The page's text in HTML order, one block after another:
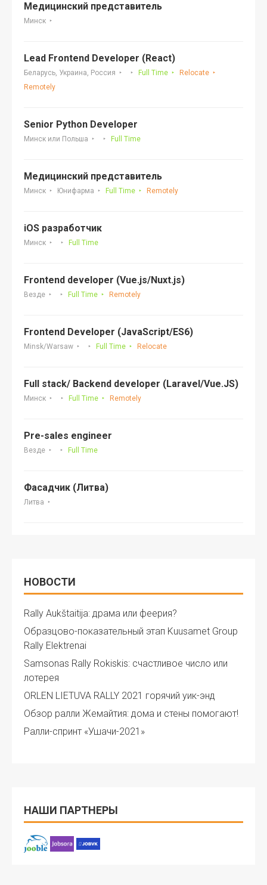
Медицинский представитель
Минск
Lead Frontend Developer (React)
Беларусь, Украина, Россия Full Time
Relocate
Remotely
Senior Python Developer
Минск или Польша Full Time
Медицинский представитель
Минск Юнифарма Full Time Remotely
iOS разработчик
Минск Full Time
Frontend developer (Vue.js/Nuxt.js)
Везде Full Time Remotely
Frontend Developer (JavaScript/ES6)
Minsk/Warsaw Full Time Relocate
Full stack/ Backend developer (Laravel/Vue.JS)
Минск Full Time Remotely
Pre-sales engineer
Везде Full Time
Фасадчик (Литва)
Литва
НОВОСТИ
Rally Aukštaitija: драма или феерия?
Образцово-показательный этап Kuusamet Group
Rally Elektrenai
Samsonas Rally Rokiskis: счастливое число или
лотерея
ORLEN LIETUVA RALLY 2021 горячий уик-энд
Обзор ралли Жемайтия: дома и стены помогают!
Ралли-спринт «Ушачи-2021»
НАШИ ПАРТНЕРЫ